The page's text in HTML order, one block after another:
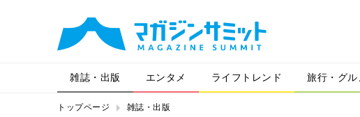
雑誌・出版 エンタメ ライフトレンド 旅行・グル
トップページ 雑誌・出版